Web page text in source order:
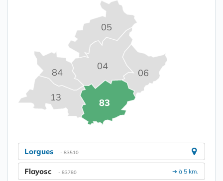
04
05
06
13 83
84
Lorgues - 83510
➔ à 5 km.
Flayosc - 83780